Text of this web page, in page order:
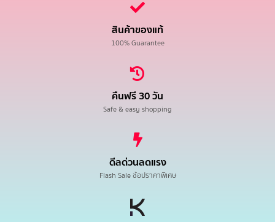
สินค้าของแท้
100% Guarantee
คืนฟรี 30 วัน
Safe & easy shopping
ดีลด่วนลดแรง
Flash Sale ช้อปราคาพิเศษ